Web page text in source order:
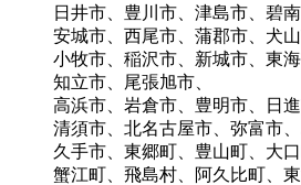
日井市、豊川市、津島市、碧
安城市、西尾市、蒲郡市、犬
小牧市、稲沢市、新城市、東
知立市、尾張旭市、
高浜市、岩倉市、豊明市、日
清須市、北名古屋市、弥富市
久手市、東郷町、豊山町、大
蟹江町、飛島村、阿久比町、